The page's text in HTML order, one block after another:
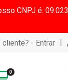
CNPJ é:
cliente? - Entrar |
0